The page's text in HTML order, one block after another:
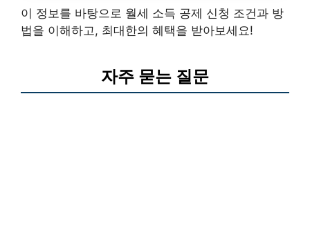
이 정보를 바탕으로 월세 소득 공제 신청 조건과 방
법을 이해하고, 최대한의 혜택을 받아보세요!
자주 묻는 질문